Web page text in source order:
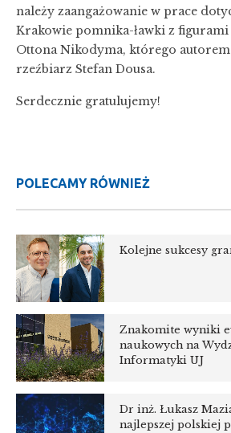
należy zaangażowanie w prace
Krakowie pomnika-ławki z figurami
Ottona Nikodyma, którego
rzeźbiarz Stefan Dousa.
Serdecznie gratulujemy!
POLECAMY RÓWNIEŻ
Kolejne sukcesy
Znakomite wyniki
naukowych na
Informatyki UJ
Dr inż. Łukasz
najlepszej polskiej